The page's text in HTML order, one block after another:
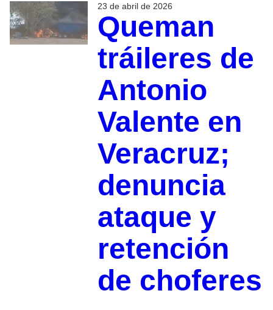
23 de abril de 2026
Queman
tráileres de
Antonio
Valente en
Veracruz;
denuncia
ataque y
retención
de choferes